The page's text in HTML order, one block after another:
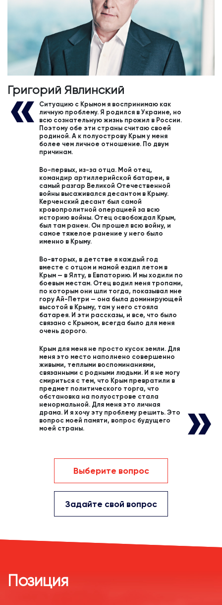
Григорий Явлинский
Ситуацию с Крымом я воспринимаю как
личную проблему. Я родился в Украине, но
всю сознательную жизнь прожил в России.
Поэтому обе эти страны считаю своей
родиной. А к полуострову Крым у меня
более чем личное отношение. По двум
причинам.
Во-первых, из-за отца. Мой отец,
командир артиллерийской батареи, в
самый разгар Великой Отечественной
войны высаживался десантом в Крыму.
Керченский десант был самой
кровопролитной операцией за всю
историю войны. Отец освобождал Крым,
был там ранен. Он прошел всю войну, и
самое тяжелое ранение у него было
именно в Крыму.
Во-вторых, в детстве я каждый год
вместе с отцом и мамой ездил летом в
Крым — в Ялту, в Евпаторию. И мы ходили по
боевым местам. Отец водил меня тропами,
по которым они шли тогда, показывал мне
гору Ай-Петри — она была доминирующей
высотой в Крыму, там у него стояла
батарея. И эти рассказы, и все, что было
связано с Крымом, всегда было для меня
очень дорого.
Крым для меня не просто кусок земли. Для
меня это место наполнено совершенно
живыми, теплыми воспоминаниями,
связанными с родными людьми. И я не могу
смириться с тем, что Крым превратили в
предмет политического торга, что
обстановка на полуострове стала
ненормальной. Для меня это личная
драма. И я хочу эту проблему решить. Это
вопрос моей памяти, вопрос будущего
моей страны.
Выберите вопрос
Задайте свой вопрос
Позиция